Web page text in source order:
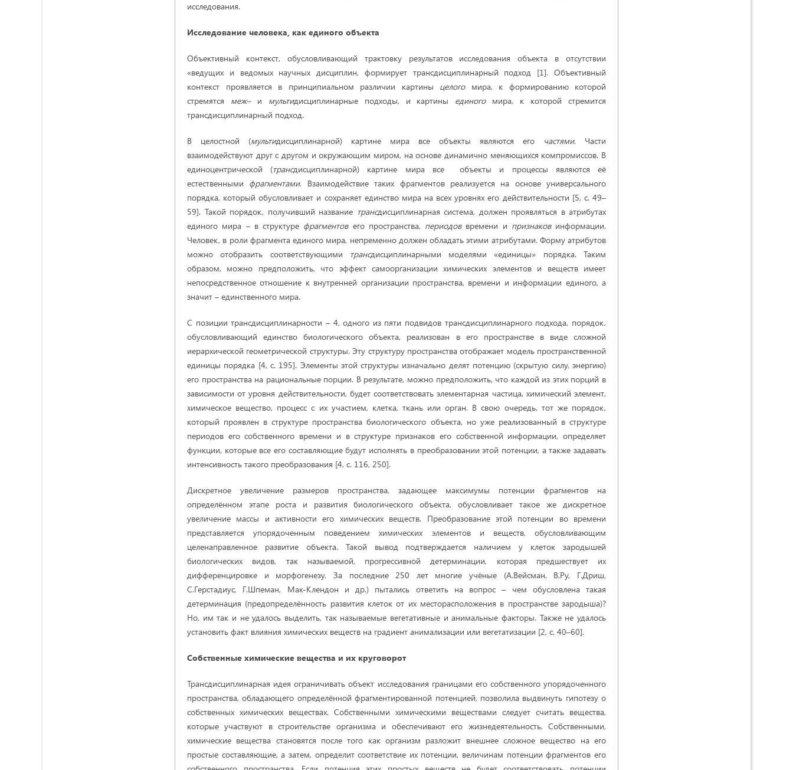
исследования.
Исследование человека, как единого объекта
Объективный контекст, обусловливающий трактовку результатов исследования объекта в отсутствии
«ведущих и ведомых научных дисциплин, формирует трансдисциплинарный подход [1]. Объективный
контекст проявляется в принципиальном различии картины целогомира, к формированию которой
стремятся меж–и мультидисциплинарные подходы, и картины единогомира, к которой стремится
трансдисциплинарный подход.
В целостной (мультидисциплинарной) картине мира все объекты являются его частями. Части
взаимодействуют друг с другом и окружающим миром, на основе динамично меняющихся компромиссов. В
единоцентрической (трансдисциплинарной) картине мира все объекты и процессы являются её
естественными фрагментами. Взаимодействие таких фрагментов реализуется на основе универсального
порядка, который обусловливает и сохраняет единство мира на всех уровнях его действительности [5, c. 49–
59]. Такой порядок, получивший название трансдисциплинарная система, должен проявляться в атрибутах
единого мира – в структуре фрагментовего пространства, периодоввремени и признаковинформации.
Человек, в роли фрагмента единого мира, непременно должен обладать этими атрибутами. Форму атрибутов
можно отобразить соответствующими трансдисциплинарными моделями «единицы» порядка. Таким
образом, можно предположить, что эффект самоорганизации химических элементов и веществ имеет
непосредственное отношение к внутренней организации пространства, времени и информации единого, а
значит – единственного мира.
С позиции трансдисциплинарности – 4, одного из пяти подвидов трансдисциплинарного подхода, порядок,
обусловливающий единство биологического объекта, реализован в его пространстве в виде сложной
иерархической геометрической структуры. Эту структуру пространства отображает модель пространственной
единицы порядка [4, с. 195]. Элементы этой структуры изначально делят потенцию (скрытую силу, энергию)
его пространства на рациональные порции. В результате, можно предположить, что каждой из этих порций в
зависимости от уровня действительности, будет соответствовать элементарная частица, химический элемент,
химическое вещество, процесс с их участием, клетка, ткань или орган. В свою очередь, тот же порядок,
который проявлен в структуре пространства биологического объекта, но уже реализованный в структуре
периодов его собственного времени и в структуре признаков его собственной информации, определяет
функции, которые все его составляющие будут исполнять в преобразовании этой потенции, а также задавать
интенсивность такого преобразования [4, с. 116, 250].
Дискретное увеличение размеров пространства, задающее максимумы потенции фрагментов на
определённом этапе роста и развития биологического объекта, обусловливает такое же дискретное
увеличение массы и активности его химических веществ. Преобразование этой потенции во времени
представляется упорядоченным поведением химических элементов и веществ, обусловливающим
целенаправленное развитие объекта. Такой вывод подтверждается наличием у клеток зародышей
биологических видов, так называемой, прогрессивной детерминации, которая предшествует их
дифференцировке и морфогенезу. За последние 250 лет многие учёные (А.Вейсман, В.Ру, Г.Дриш,
С.Герстадиус, Г.Шпеман, Мак-Клендон и др.) пытались ответить на вопрос – чем обусловлена такая
детерминация (предопределённость развития клеток от их месторасположения в пространстве зародыша)?
Но, им так и не удалось выделить, так называемые вегетативные и анимальные факторы. Также не удалось
установить факт влияния химических веществ на градиент анимализации или вегетатизации [2, c. 40–60].
Собственные химические вещества и их круговорот
Трансдисциплинарная идея ограничивать объект исследования границами его собственного упорядоченного
пространства, обладающего определённой фрагментированной потенцией, позволила выдвинуть гипотезу о
собственных химических веществах. Собственными химическими веществами следует считать вещества,
которые участвуют в строительстве организма и обеспечивают его жизнедеятельность. Собственными,
химические вещества становятся после того как организм разложит внешнее сложное вещество на его
простые составляющие, а затем, определит соответствие их потенции, величинам потенции фрагментов его